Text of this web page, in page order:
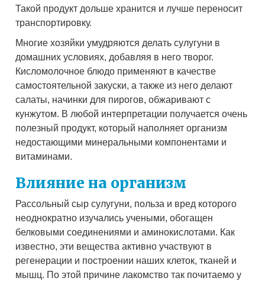
Такой продукт дольше хранится и лучше переносит
транспортировку.
Многие хозяйки умудряются делать сулугуни в
домашних условиях, добавляя в него творог.
Кисломолочное блюдо применяют в качестве
самостоятельной закуски, а также из него делают
салаты, начинки для пирогов, обжаривают с
кунжутом. В любой интерпретации получается очень
полезный продукт, который наполняет организм
недостающими минеральными компонентами и
витаминами.
Влияние на организм
Рассольный сыр сулугуни, польза и вред которого
неоднократно изучались учеными, обогащен
белковыми соединениями и аминокислотами. Как
известно, эти вещества активно участвуют в
регенерации и построении наших клеток, тканей и
мышц. По этой причине лакомство так почитаемо у